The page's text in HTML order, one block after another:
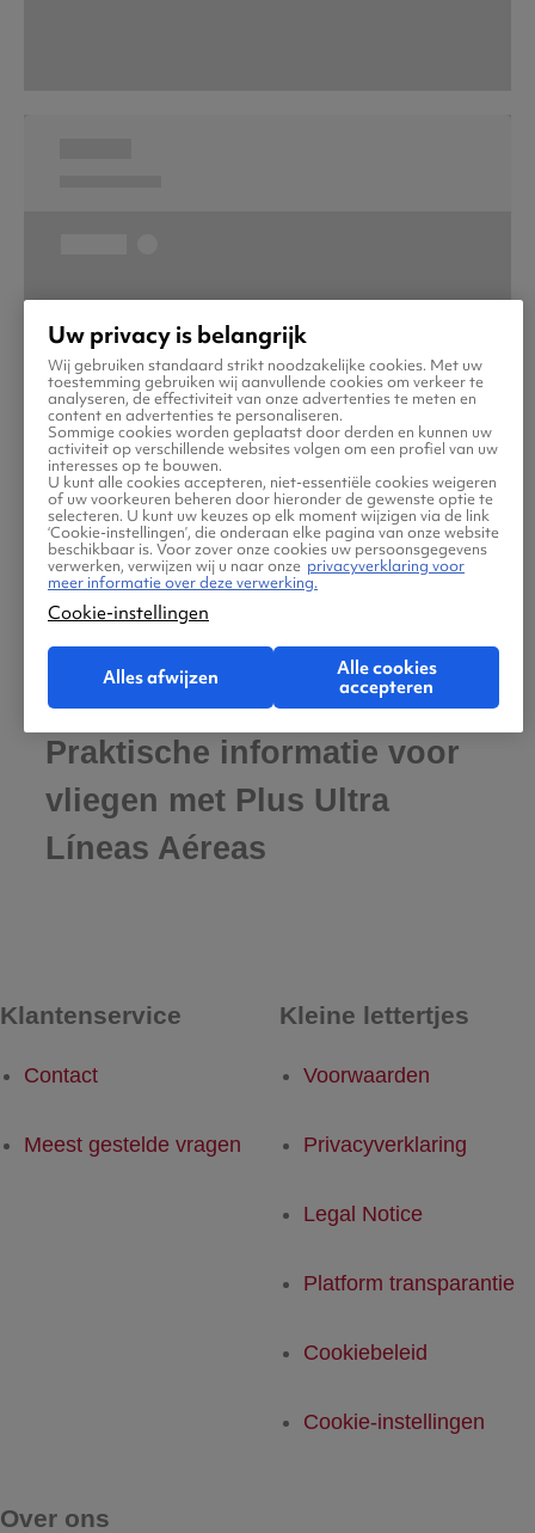
Praktische informatie voor
vliegen met Plus Ultra
Líneas Aéreas
Klantenservice
Contact
Meest gestelde vragen
Kleine lettertjes
Voorwaarden
Privacyverklaring
Legal Notice
Platform transparantie
Cookiebeleid
Cookie-instellingen
Over ons
Uw privacy is belangrijk
Wij gebruiken standaard strikt noodzakelijke cookies. Met uw
toestemming gebruiken wij aanvullende cookies om verkeer te
analyseren, de effectiviteit van onze advertenties te meten en
content en advertenties te personaliseren.
Sommige cookies worden geplaatst door derden en kunnen uw
activiteit op verschillende websites volgen om een profiel van uw
interesses op te bouwen.
U kunt alle cookies accepteren, niet-essentiële cookies weigeren
of uw voorkeuren beheren door hieronder de gewenste optie te
selecteren. U kunt uw keuzes op elk moment wijzigen via de link
‘Cookie-instellingen’, die onderaan elke pagina van onze website
beschikbaar is. Voor zover onze cookies uw persoonsgegevens
verwerken, verwijzen wij u naar onze privacyverklaring voor
meer informatie over deze verwerking.
Cookie-instellingen
Alles afwijzen
Alle cookies
accepteren